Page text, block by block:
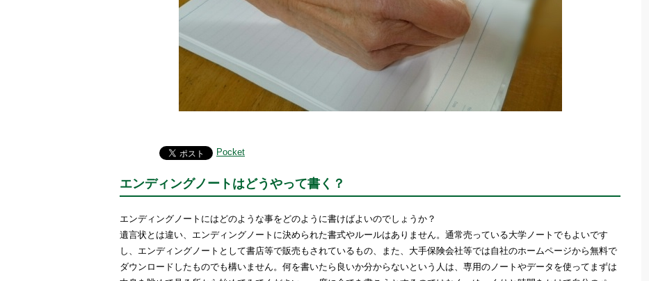
Pocket
エンディングノートはどうやって書く？
エンディングノートにはどのような事をどのように書けばよいのでしょうか？
遺言状とは違い、エンディングノートに決められた書式やルールはありません。通常売っている大学ノートでもよいです
し、エンディングノートとして書店等で販売もされているもの、また、大手保険会社等では自社のホームページから無料で
ダウンロードしたものでも構いません。何を書いたら良いか分からないという人は、専用のノートやデータを使ってまずは